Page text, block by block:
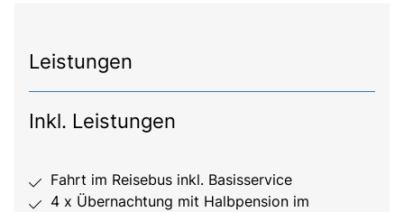
Leistungen
Inkl. Leistungen
Fahrt im Reisebus inkl. Basisservice
4 x Übernachtung mit Halbpension im